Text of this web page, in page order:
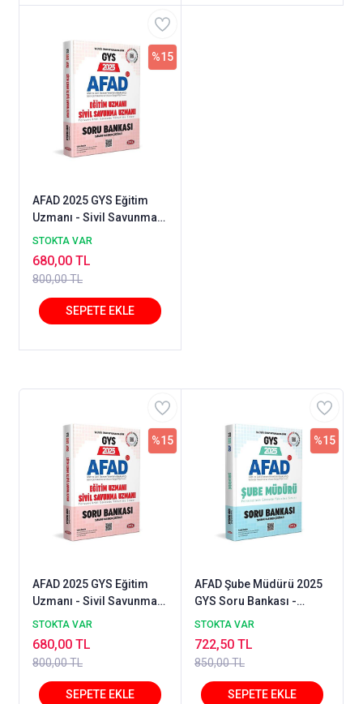
AFAD 2025 GYS Eğitim
Uzmanı - Sivil Savunma
Uzmanı Bankası -
STOKTA VAR
800,00 TL
%15
680,00 TL
AFAD 2025 GYS Eğitim
Uzmanı - Sivil Savunma
Uzmanı Bankası -
STOKTA VAR
800,00 TL
%15
680,00 TL
AFAD Şube Müdürü 2025
GYS Soru Bankası -
Karekod Çözümlü
STOKTA VAR
850,00 TL
%15
722,50 TL